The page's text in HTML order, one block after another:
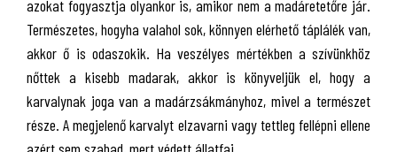
azokat fogyasztja olyankor is, amikor nem a madáretetőre jár.
Természetes, hogyha valahol sok, könnyen elérhető táplálék van,
akkor ő is odaszokik. Ha veszélyes mértékben a szívünkhöz
nőttek a kisebb madarak, akkor is könyveljük el, hogy a
karvalynak joga van a madárzsákmányhoz, mivel a természet
része. A megjelenő karvalyt elzavarni vagy tettleg fellépni ellene